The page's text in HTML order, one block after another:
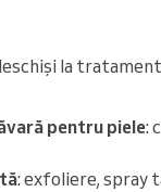
la
pentru piele:
: exfoliere, spray